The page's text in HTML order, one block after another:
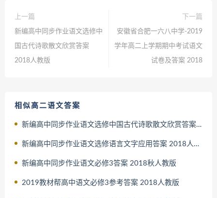
上一篇
新编高中同步作业语文选修中
国古代诗歌散文欣赏答案
2018人教版
下一篇
安徽省合肥一六八中学-2019
学年高二上学期期中考试语文
试卷及答案 2018
相似高二语文答案
新编高中同步作业语文选修中国古代诗歌散文欣赏答案 2018人教版
新编高中同步作业语文选修语言文字应用答案 2018人教版
新编高中同步作业语文必修3答案 2018秋人教版
2019教材帮高中语文必修3参考答案 2018人教版